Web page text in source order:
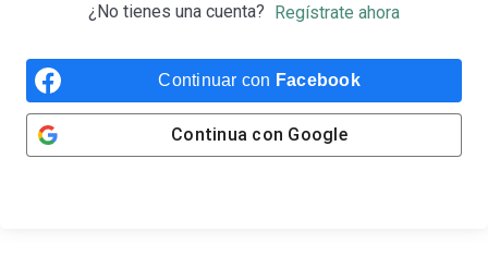
¿No tienes una cuenta? Regístrate ahora
Continuar con Facebook
Continua con Google